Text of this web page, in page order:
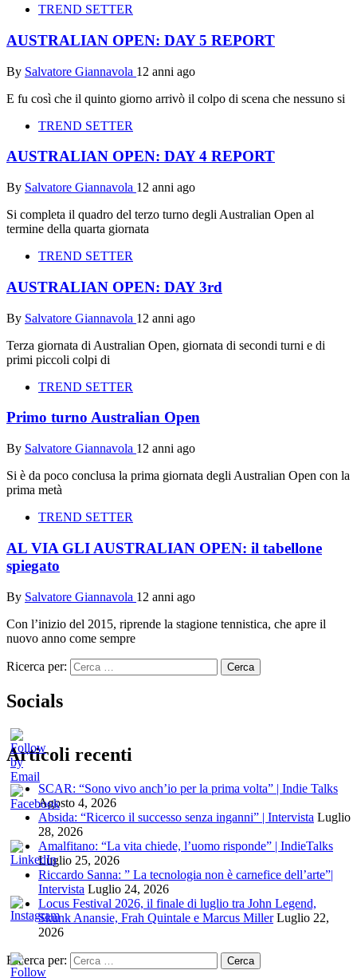
TREND SETTER
AUSTRALIAN OPEN: DAY 5 REPORT
By Salvatore Giannavola 12 anni ago
E fu così che il quinto giorno arrivò il colpo di scena che nessuno si
TREND SETTER
AUSTRALIAN OPEN: DAY 4 REPORT
By Salvatore Giannavola 12 anni ago
Si completa il quadro del terzo turno degli Australian Open al
termine della quarta giornata
TREND SETTER
AUSTRALIAN OPEN: DAY 3rd
By Salvatore Giannavola 12 anni ago
Terza giornata di Australian Open, giornata di secondi turni e di
primi piccoli colpi di
TREND SETTER
Primo turno Australian Open
By Salvatore Giannavola 12 anni ago
Si è da poco conclusa la prima giornata degli Australian Open con la
prima metà
TREND SETTER
AL VIA GLI AUSTRALIAN OPEN: il tabellone
spiegato
By Salvatore Giannavola 12 anni ago
Con l’inizio del 2015, riprende la stagione tennistica, che apre il
nuovo anno come sempre
Ricerca per:
Socials
Articoli recenti
SCAR: “Sono vivo anch’io per la prima volta” | Indie Talks
Agosto 4, 2026
Absida: “Ricerco il successo senza inganni” | Intervista Luglio
28, 2026
Amalfitano: “La vita chiede, l’uomo risponde” | IndieTalks
Luglio 25, 2026
Riccardo Sanna: ” La tecnologia non è carnefice dell’arte”|
Intervista Luglio 24, 2026
Locus Festival 2026, il finale di luglio tra John Legend,
Skunk Anansie, Frah Quintale e Marcus Miller Luglio 22,
2026
Ricerca per: